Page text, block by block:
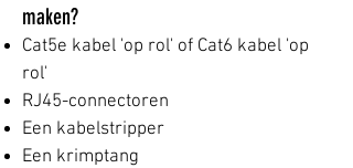
maken?
Cat5e kabel 'op rol' of Cat6 kabel 'op
rol'
RJ45-connectoren
Een kabelstripper
Een krimptang